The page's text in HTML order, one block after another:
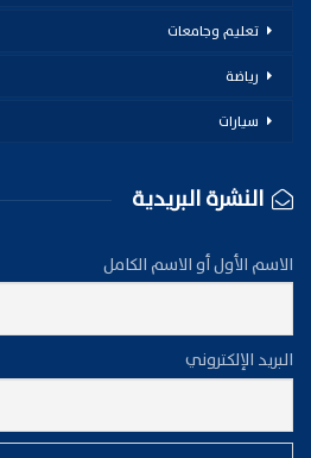
تعليم وجامعات
رياضة
سيارات
النشرة البريدية
الاسم الأول أو الاسم الكامل
البريد الإلكتروني